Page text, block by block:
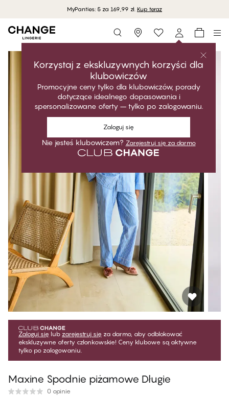
MyPanties: 5 za 169,99 zł. Kup teraz
Storefinder
Korzystaj z ekskluzywnych korzyści dla
klubowiczów
Promocyjne ceny tylko dla klubowiczów, porady
dotyczące idealnego dopasowania i
spersonalizowane oferty – tylko po zalogowaniu.
Zaloguj się
Nie jesteś klubowiczem? Zarejestruj się za darmo
Zaloguj się lub zarejestruj się za darmo, aby odblokować
ekskluzywne oferty członkowskie! Ceny klubowe są aktywne
tylko po zalogowaniu.
Maxine Spodnie piżamowe Długie
0 opinie